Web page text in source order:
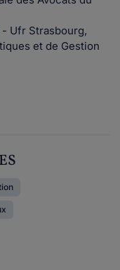
- Ufr Strasbourg,
et de Gestion